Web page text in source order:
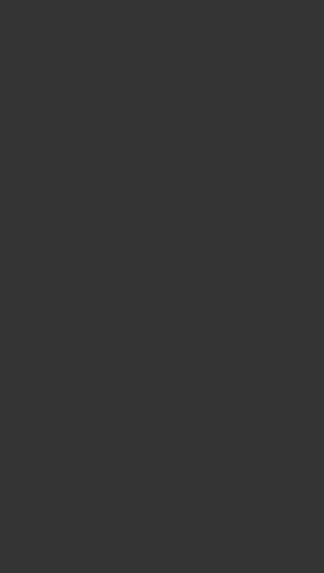
wissen, wann der Bus
forciert die Digitalisierung
mit der Installation von
neuen DFI light-Systeme auf
SB24 in Recklinghausen,
Datteln und Waltrop.